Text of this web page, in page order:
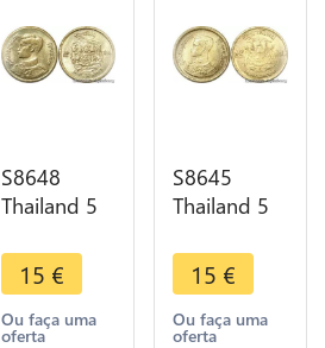
S8648
Thailand 5
Rama IX
1950 BU ->
Make Offer
15 €
Ou faça uma
oferta
S8645
Thailand 5
Rama IX
1957 BU ->
Make Offer
15 €
Ou faça uma
oferta